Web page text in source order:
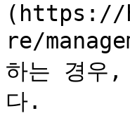
(https://
re/
하는 경우,
다.